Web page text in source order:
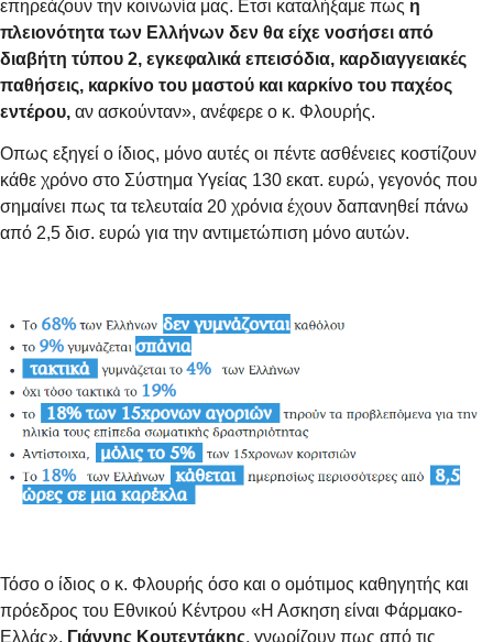
επηρεάζουν την κοινωνία μας. Ετσι καταλήξαμε πως η
πλειονότητα των Ελλήνων δεν θα είχε νοσήσει από
διαβήτη τύπου 2, εγκεφαλικά επεισόδια, καρδιαγγειακές
παθήσεις, καρκίνο του μαστού και καρκίνο του παχέος
εντέρου, αν ασκούνταν», ανέφερε ο κ. Φλουρής.
Οπως εξηγεί ο ίδιος, μόνο αυτές οι πέντε ασθένειες κοστίζουν
κάθε χρόνο στο Σύστημα Υγείας 130 εκατ. ευρώ, γεγονός που
σημαίνει πως τα τελευταία 20 χρόνια έχουν δαπανηθεί πάνω
από 2,5 δισ. ευρώ για την αντιμετώπιση μόνο αυτών.
Τόσο ο ίδιος ο κ. Φλουρής όσο και ο ομότιμος καθηγητής και
πρόεδρος του Εθνικού Κέντρου «Η Ασκηση είναι Φάρμακο-
Ελλάς», Γιάννης Κουτεντάκης, γνωρίζουν πως από τις